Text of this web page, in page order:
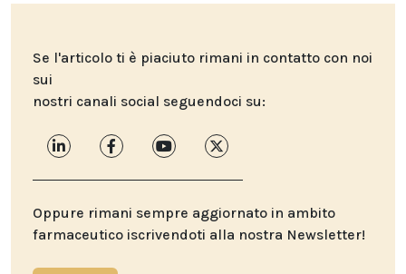
Se l'articolo ti è piaciuto rimani in contatto con noi
sui
nostri canali social seguendoci su:
Oppure rimani sempre aggiornato in ambito
farmaceutico iscrivendoti alla nostra Newsletter!